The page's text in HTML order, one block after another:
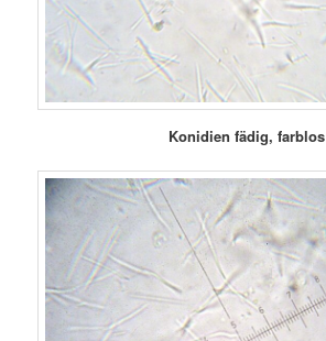
Konidien fädig, farblos